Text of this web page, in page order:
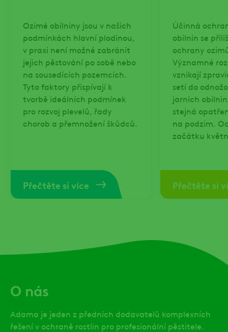
Ozimé obilniny jsou v našich
podmínkách hlavní plodinou,
v praxi není možné zabránit
jejich pěstování po sobě nebo
na sousedících pozemcích.
Tyto faktory přispívají k
tvorbě ideálních podmínek
pro rozvoj plevelů, řady
chorob a přemnožení škůdců.
Přečtěte si více
Účinná
obilnin se
ochrany
Významné
vznikají
setí do
jarních
stejná
na podzim.
začátku
Přečtěte si
O nás
Adama je jeden z předních dodavatelů komplexních
řešení v ochraně rostlin pro profesionální pěstitele.